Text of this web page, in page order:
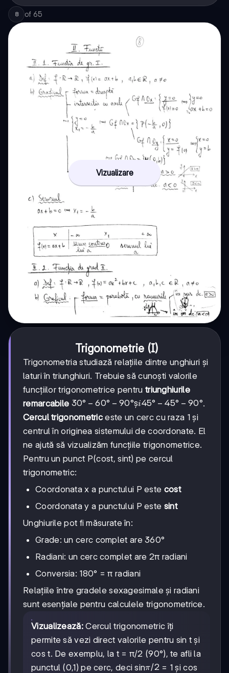
8 of 65
Vizualizare
Trigonometrie (I)
Trigonometria studiază relațiile dintre unghiuri și
laturi în triunghiuri. Trebuie să cunoști valorile
funcțiilor trigonometrice pentru triunghiurile
remarcabile 30°-60°-90°
și
45°-45°-90°
30° − 60° − 90°și45° − 45° − 90°.
Cercul trigonometric este un cerc cu raza 1 și
centrul în originea sistemului de coordonate. El
ne ajută să vizualizăm funcțiile trigonometrice.
Pentru un punct P(cost, sint) pe cercul
trigonometric:
Coordonata x a punctului P este cost
Coordonata y a punctului P este sint
Unghiurile pot fi măsurate în:
Grade: un cerc complet are 360°
Radiani: un cerc complet are 2π radiani
Conversia: 180° = π radiani
Relațiile între gradele sexagesimale și radiani
sunt esențiale pentru calculele trigonometrice.
Vizualizează:Cercul trigonometric îți
permite să vezi direct valorile pentru sin t și
cos t. De exemplu, la t = π/2 (90°), te afli la
punctul (0,1) pe cerc, deci sinπ/2
π/2 = 1 și cos